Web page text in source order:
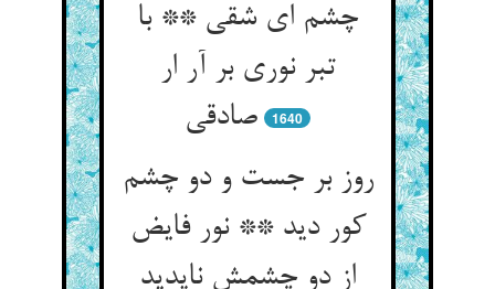
چشم ای شقی ** با
تبر نوری بر آر ار
صادقی‏
1640
روز بر جست و دو چشم
کور دید ** نور فایض
از دو چشمش ناپدید